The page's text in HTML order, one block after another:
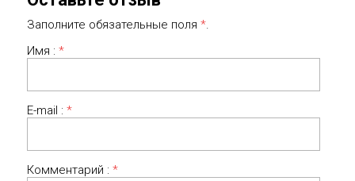
Заполните обязательные поля *.
Имя : *
E-mail : *
Комментарий : *